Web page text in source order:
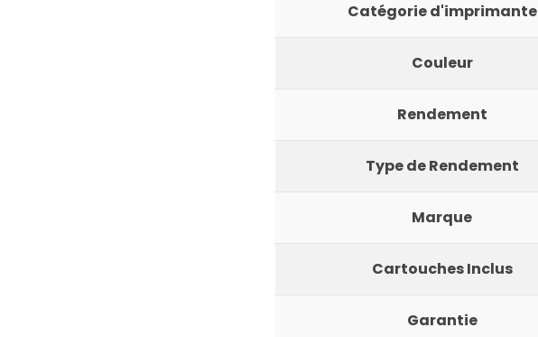
Catégorie d'imprimante
Couleur
Rendement
Type de Rendement
Marque
Cartouches Inclus
Garantie